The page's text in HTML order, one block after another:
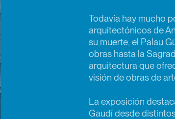
Todavía hay mucho
arquitectónicos de
su muerte, el Palau
obras hasta la
arquitectura que
visión de obras de
La exposición
Gaudí desde